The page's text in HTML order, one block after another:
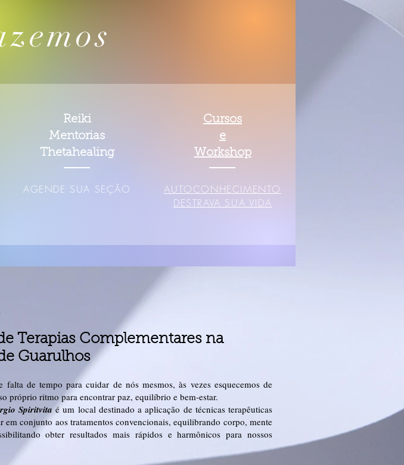
Reiki
Mentorias
Thetahealing
AGENDE SUA SEÇÃO
Cursos
e
Workshop
AUTOCONHECIMENTO
DESTRAVA SUA VIDA
Terapias Complementares na
Guarulhos
falta de tempo para cuidar de nós mesmos, às vezes esquecemos de
próprio ritmo para encontrar paz, equilíbrio e bem-estar.
Spiritvitaé um local destinado a aplicação de técnicas terapêuticas
em conjunto aos tratamentos convencionais, equilibrando corpo, mente
obter resultados mais rápidos e harmônicos para nossos